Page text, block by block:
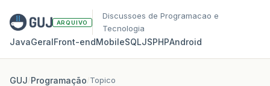
ARQUIVO
Discussoes de Programacao e
Tecnologia
JavaGeralFront‑endMobileSQLJSPHPAndroid
GUJ/Programação/Topico